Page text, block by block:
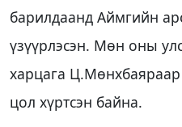
барилдаанд Аймгийн
үзүүрлэсэн. Мөн оны
харцага
цол хүртсэн байна.